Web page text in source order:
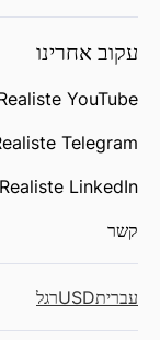
עקוב אחרינו
YouTube
Telegram
Realiste LinkedIn
קשר
עבריתUSDרגל